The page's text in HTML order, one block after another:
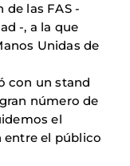
las FAS -
-, a la que
Unidas de
con un stand
número de
el
entre el público